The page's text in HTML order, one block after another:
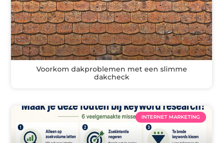
Voorkom dakproblemen met een slimme
dakcheck
INTERNET MARKETING